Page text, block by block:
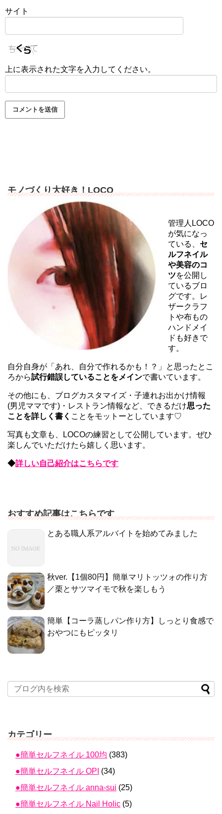
サイト
上に表示された文字を入力してください。
モノづくり大好き！LOCO
管理人LOCO
が気になっ
ている、 セ
ルフネイル
や美容のコ
ツを公開し
ているブロ
グです。レ
ザークラフ
トや布もの
ハンドメイ
ドも好きで
す。
自分自身が「あれ、自分で作れるかも！？」と思ったとこ
ろから試行錯誤していることをメインで書いています。
その他にも、ブログカスタマイズ・子連れお出かけ情報
(男児ママです)・レストラン情報など、できるだけ思った
ことを詳しく書く ことをモットーとしています♡
写真も文章も、LOCOの練習として公開しています。ぜひ
楽しんでいただけたら嬉しく思います。
◆詳しい自己紹介はこちらです
おすすめ記事はこちらです
とある職人系アルバイトを始めてみました
秋ver.【1個80円】簡単マリトッツォの作り方
／栗とサツマイモで秋を楽しもう
簡単【コーラ蒸しパン作り方】しっとり食感で
おやつにもピッタリ
カテゴリー
●簡単セルフネイル 100均 (383)
●簡単セルフネイル OPI (34)
●簡単セルフネイル anna-sui (25)
●簡単セルフネイル Nail Holic (5)